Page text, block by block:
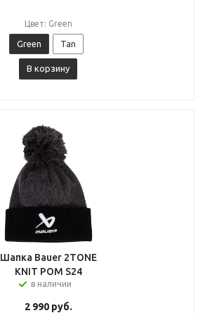
Цвет: Green
Green Tan
В корзину
Шапка Bauer 2TONE
KNIT POM S24
в наличии
2 990руб.